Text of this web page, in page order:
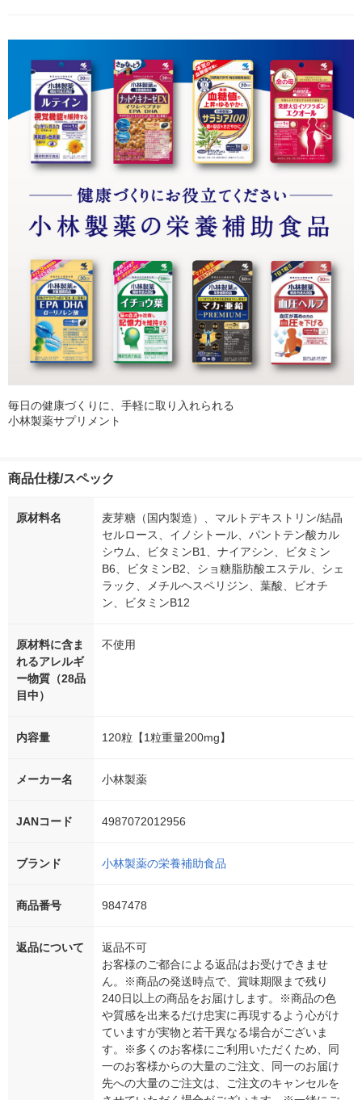
毎日の健康づくりに、手軽に取り入れられる
小林製薬サプリメント
商品仕様/スペック
原材料名
麦芽糖（国内製造）、マルトデキストリン/結晶
セルロース、イノシトール、パントテン酸カル
シウム、ビタミンB1、ナイアシン、ビタミン
B6、ビタミンB2、ショ糖脂肪酸エステル、シェ
ラック、メチルヘスペリジン、葉酸、ビオチ
ン、ビタミンB12
原材料に含ま
れるアレルギ
ー物質（28品
目中）
不使用
内容量 120粒【1粒重量200mg】
メーカー名 小林製薬
JANコード 4987072012956
ブランド 小林製薬の栄養補助食品
商品番号 9847478
返品について
返品不可
お客様のご都合による返品はお受けできませ
ん。※商品の発送時点で、賞味期限まで残り
240日以上の商品をお届けします。※商品の色
や質感を出来るだけ忠実に再現するよう心がけ
ていますが実物と若干異なる場合がございま
す。※多くのお客様にご利用いただくため、同
一のお客様からの大量のご注文、同一のお届け
先への大量のご注文は、ご注文のキャンセルを